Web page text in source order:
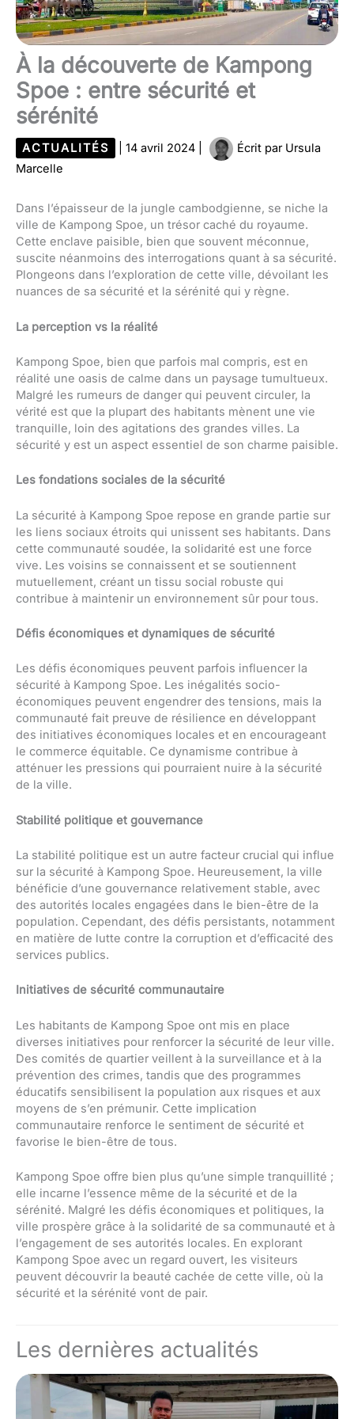
À la découverte de Kampong
Spoe : entre sécurité et
sérénité
ACTUALITÉS 14 avril 2024 Écrit par Ursula
Marcelle
Dans l’épaisseur de la jungle cambodgienne, se niche la
ville de Kampong Spoe, un trésor caché du royaume.
Cette enclave paisible, bien que souvent méconnue,
suscite néanmoins des interrogations quant à sa sécurité.
Plongeons dans l’exploration de cette ville, dévoilant les
nuances de sa sécurité et la sérénité qui y règne.
La perception vs la réalité
Kampong Spoe, bien que parfois mal compris, est en
réalité une oasis de calme dans un paysage tumultueux.
Malgré les rumeurs de danger qui peuvent circuler, la
vérité est que la plupart des habitants mènent une vie
tranquille, loin des agitations des grandes villes. La
sécurité y est un aspect essentiel de son charme paisible.
Les fondations sociales de la sécurité
La sécurité à Kampong Spoe repose en grande partie sur
les liens sociaux étroits qui unissent ses habitants. Dans
cette communauté soudée, la solidarité est une force
vive. Les voisins se connaissent et se soutiennent
mutuellement, créant un tissu social robuste qui
contribue à maintenir un environnement sûr pour tous.
Défis économiques et dynamiques de sécurité
Les défis économiques peuvent parfois influencer la
sécurité à Kampong Spoe. Les inégalités socio-
économiques peuvent engendrer des tensions, mais la
communauté fait preuve de résilience en développant
des initiatives économiques locales et en encourageant
le commerce équitable. Ce dynamisme contribue à
atténuer les pressions qui pourraient nuire à la sécurité
de la ville.
Stabilité politique et gouvernance
La stabilité politique est un autre facteur crucial qui influe
sur la sécurité à Kampong Spoe. Heureusement, la ville
bénéficie d’une gouvernance relativement stable, avec
des autorités locales engagées dans le bien-être de la
population. Cependant, des défis persistants, notamment
en matière de lutte contre la corruption et d’efficacité des
services publics.
Initiatives de sécurité communautaire
Les habitants de Kampong Spoe ont mis en place
diverses initiatives pour renforcer la sécurité de leur ville.
Des comités de quartier veillent à la surveillance et à la
prévention des crimes, tandis que des programmes
éducatifs sensibilisent la population aux risques et aux
moyens de s’en prémunir. Cette implication
communautaire renforce le sentiment de sécurité et
favorise le bien-être de tous.
Kampong Spoe offre bien plus qu’une simple tranquillité ;
elle incarne l’essence même de la sécurité et de la
sérénité. Malgré les défis économiques et politiques, la
ville prospère grâce à la solidarité de sa communauté et à
l’engagement de ses autorités locales. En explorant
Kampong Spoe avec un regard ouvert, les visiteurs
peuvent découvrir la beauté cachée de cette ville, où la
sécurité et la sérénité vont de pair.
Les dernières actualités